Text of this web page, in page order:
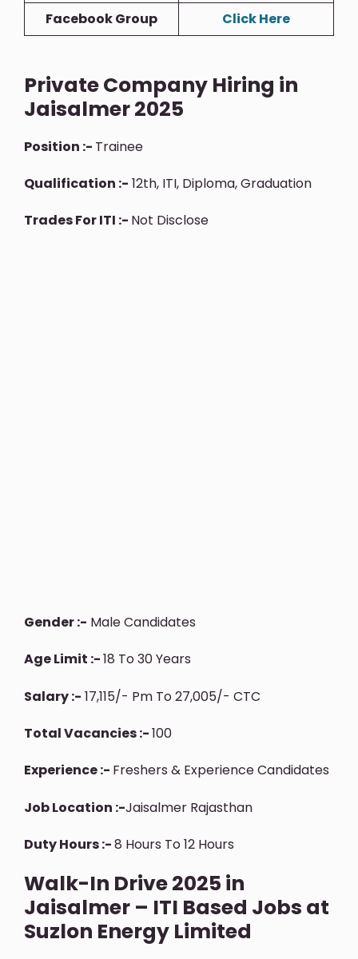
Facebook Group Click Here
Private Company Hiring in
Jaisalmer 2025
Position :- Trainee
Qualification :- 12th, ITI, Diploma, Graduation
Trades For ITI :- Not Disclose
Gender :- Male Candidates
Age Limit :-18 To 30 Years
Salary :- 17,115/- Pm To 27,005/- CTC
Total Vacancies :-100
Experience :- Freshers & Experience Candidates
Job Location :-Jaisalmer Rajasthan
Duty Hours :-8 Hours To 12 Hours
Walk-In Drive 2025 in
Jaisalmer – ITI Based Jobs at
Suzlon Energy Limited